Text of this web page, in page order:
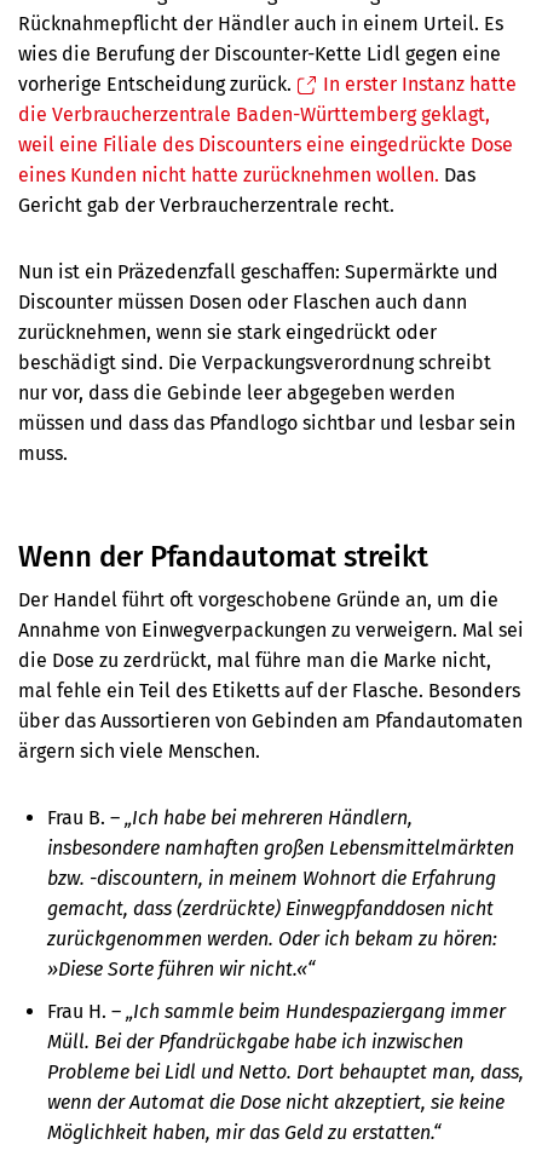
Rücknahmepflicht der Händler auch in einem Urteil. Es
wies die Berufung der Discounter-Kette Lidl gegen eine
vorherige Entscheidung zurück.
In erster Instanz hatte
die Verbraucherzentrale Baden-Württemberg geklagt,
weil eine Filiale des Discounters eine eingedrückte Dose
eines Kunden nicht hatte zurücknehmen wollen. Das
Gericht gab der Verbraucherzentrale recht.
Nun ist ein Präzedenzfall geschaffen: Supermärkte und
Discounter müssen Dosen oder Flaschen auch dann
zurücknehmen, wenn sie stark eingedrückt oder
beschädigt sind. Die Verpackungsverordnung schreibt
nur vor, dass die Gebinde leer abgegeben werden
müssen und dass das Pfandlogo sichtbar und lesbar sein
muss.
Wenn der Pfandautomat streikt
Der Handel führt oft vorgeschobene Gründe an, um die
Annahme von Einwegverpackungen zu verweigern. Mal sei
die Dose zu zerdrückt, mal führe man die Marke nicht,
mal fehle ein Teil des Etiketts auf der Flasche. Besonders
über das Aussortieren von Gebinden am Pfandautomaten
ärgern sich viele Menschen.
Frau B. – „Ich habe bei mehreren Händlern,
insbesondere namhaften großen Lebensmittelmärkten
bzw. -discountern, in meinem Wohnort die Erfahrung
gemacht, dass (zerdrückte) Einwegpfanddosen nicht
zurückgenommen werden. Oder ich bekam zu hören:
»Diese Sorte führen wir nicht.«“
Frau H. – „Ich sammle beim Hundespaziergang immer
Müll. Bei der Pfandrückgabe habe ich inzwischen
Probleme bei Lidl und Netto. Dort behauptet man, dass,
wenn der Automat die Dose nicht akzeptiert, sie keine
Möglichkeit haben, mir das Geld zu erstatten.“